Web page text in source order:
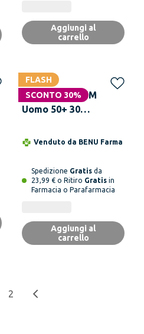
Aggiungi al
carrello
FLASH
SCONTO 30%
MULTICENTRUM
Uomo 50+ 30
Venduto da BENU Farma
Spedizione Gratis da
23,99 € o Ritiro Gratis in
Farmacia o Parafarmacia
Aggiungi al
carrello
2